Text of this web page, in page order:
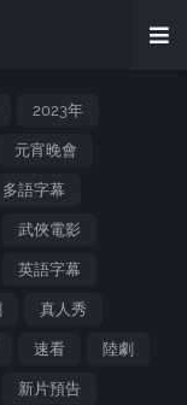
2023年
元宵晚會
多語字幕
武俠電影
英語字幕
真人秀
速看 陸劇
新片預告